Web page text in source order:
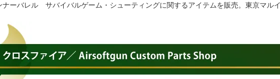
ーバレル サバイバルゲーム・シューティングに関するアイテムを販売。東京マル